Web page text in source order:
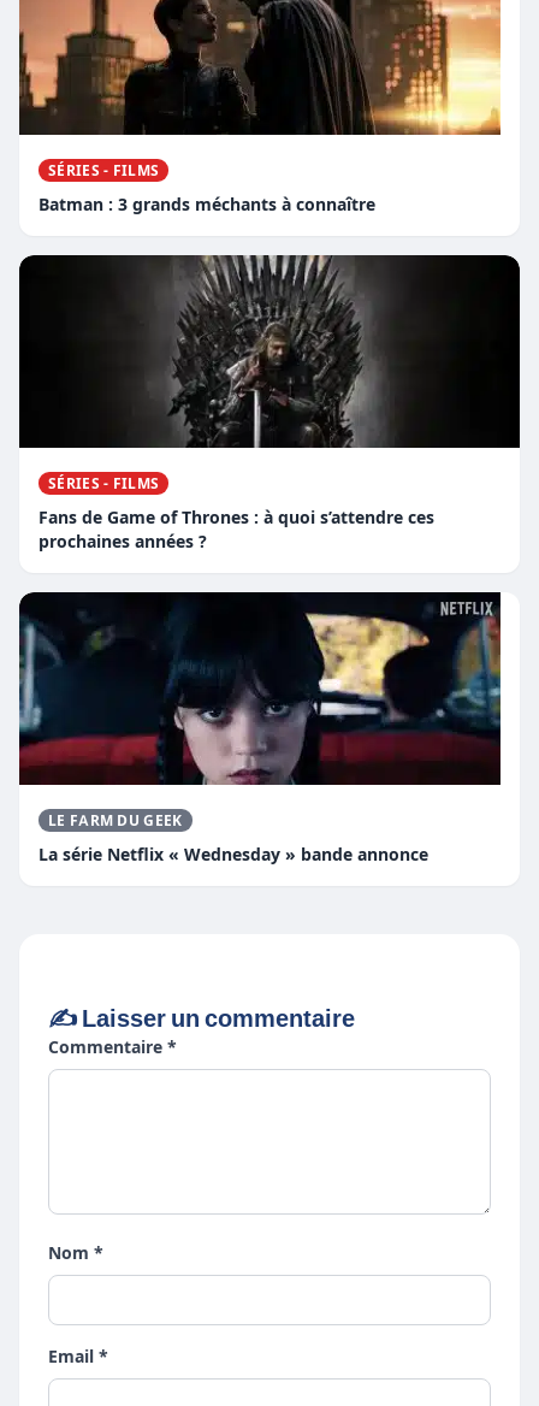
SÉRIES - FILMS
Batman : 3 grands méchants à connaître
SÉRIES - FILMS
Fans de Game of Thrones : à quoi s’attendre ces
prochaines années ?
LE FARM DU GEEK
La série Netflix « Wednesday » bande annonce
✍️ Laisser un commentaire
Commentaire *
Nom *
Email *